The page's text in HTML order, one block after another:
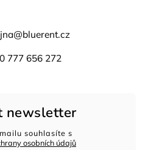
@bluerent.cz
777 656 272
newsletter
souhlasíte s
osobních údajů